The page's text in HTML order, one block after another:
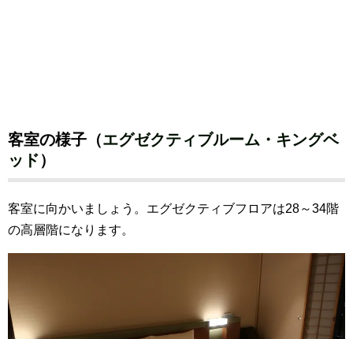
客室の様子（エグゼクティブルーム・キングベ
ッド）
客室に向かいましょう。エグゼクティブフロアは28～34階
の高層階になります。